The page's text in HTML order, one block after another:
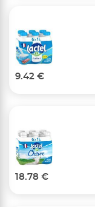
9.42 €
18.78 €